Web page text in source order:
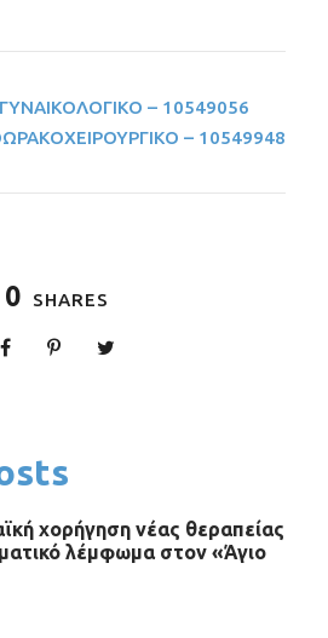
ΓΥΝΑΙΚΟΛΟΓΙΚΟ – 10549056
– 10549948
0 SHARES
χορήγηση νέας θεραπείας
λέμφωμα στον «Άγιο